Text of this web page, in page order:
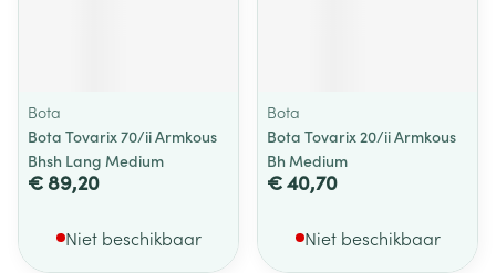
Bota
Bota Tovarix 70/ii Armkous
Bhsh Lang Medium
€ 89,20
Niet beschikbaar
Bota
Bota Tovarix 20/ii Armkous
Bh Medium
€ 40,70
Niet beschikbaar